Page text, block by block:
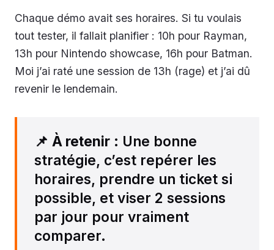
Chaque démo avait ses horaires. Si tu voulais
tout tester, il fallait planifier : 10h pour Rayman,
13h pour Nintendo showcase, 16h pour Batman.
Moi j’ai raté une session de 13h (rage) et j’ai dû
revenir le lendemain.
📌 À retenir : Une bonne
stratégie, c’est repérer les
horaires, prendre un ticket si
possible, et viser 2 sessions
par jour pour vraiment
comparer.